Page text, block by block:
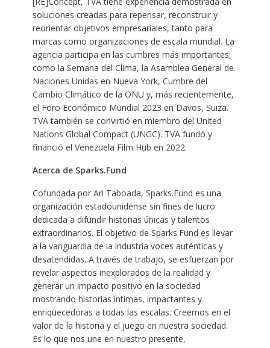
soluciones creadas para repensar, reconstruir y
reorientar objetivos empresariales, tanto para
marcas como organizaciones de escala mundial. La
agencia participa en las cumbres más importantes,
como la Semana del Clima, la Asamblea General de
Naciones Unidas en Nueva York, Cumbre del
Cambio Climático de la ONU y, más recientemente,
el Foro Económico Mundial 2023 en Davos, Suiza.
TVA también se convirtió en miembro del United
Nations Global Compact (UNGC). TVA fundó y
financió el Venezuela Film Hub en 2022.
Acerca de Sparks.Fund
Cofundada por Ari Taboada, Sparks.Fund es una
organización estadounidense sin fines de lucro
dedicada a difundir historias únicas y talentos
extraordinarios. El objetivo de Sparks.Fund es llevar
a la vanguardia de la industria voces auténticas y
desatendidas. A través de trabajo, se esfuerzan por
revelar aspectos inexplorados de la realidad y
generar un impacto positivo en la sociedad
mostrando historias íntimas, impactantes y
enriquecedoras a todas las escalas. Creemos en el
valor de la historia y el juego en nuestra sociedad.
Es lo que nos une en nuestro presente,